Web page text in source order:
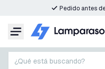
Pedido antes
Menú
¿Qué está buscando?